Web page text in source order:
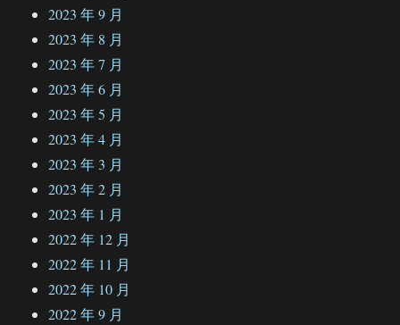
2023 年 9 月
2023 年 8 月
2023 年 7 月
2023 年 6 月
2023 年 5 月
2023 年 4 月
2023 年 3 月
2023 年 2 月
2023 年 1 月
2022 年 12 月
2022 年 11 月
2022 年 10 月
2022 年 9 月